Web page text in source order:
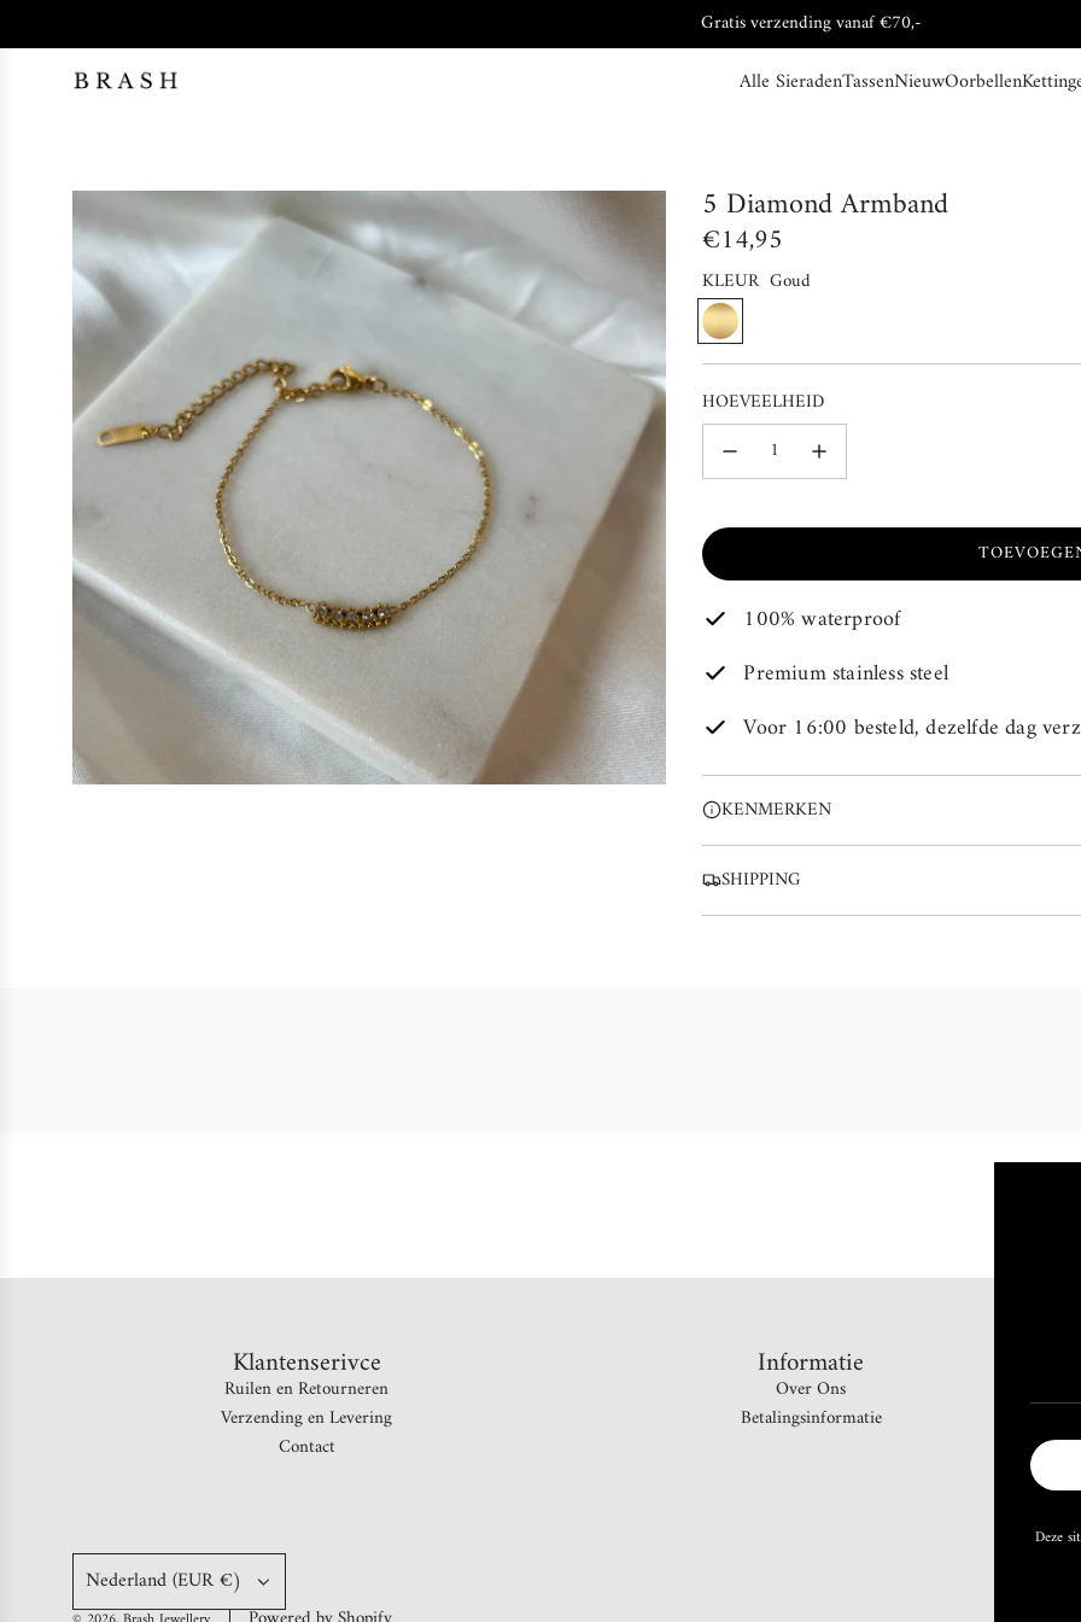
Gratis verzending vanaf €70,-
Alle SieradenTassenNieuwOorbellen
5 Diamond Armband
Normale
prijs
€14,95
KLEUR Goud
G
o
u
d
HOEVEELHEID
100% waterproof
Premium stainless steel
Voor 16:00 besteld, dezelfde dag
KENMERKEN
SHIPPING
Klantenserivce
Ruilen en Retourneren
Verzending en Levering
Contact
Informatie
Over Ons
Betalingsinformatie
Nederland (EUR €)
Deze